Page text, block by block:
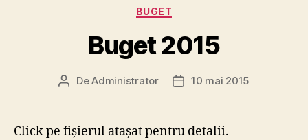
Categorii
BUGET
Buget 2015
Autor
DeAdministrator
Dată10 mai 2015
Click pe fișierul atașat pentru detalii.